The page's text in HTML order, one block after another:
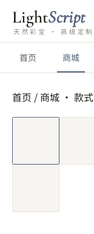
LightScript
天然彩宝 · 高级定制
首页 商城
首页 / 商城 · 款式
短视频